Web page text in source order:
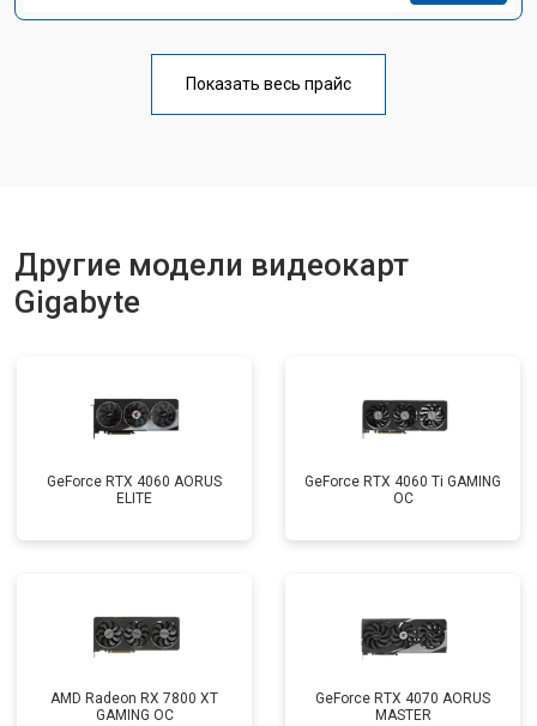
Показать весь прайс
Другие модели видеокарт
Gigabyte
GeForce RTX 4060 AORUS
ELITE
GeForce RTX 4060 Ti GAMING
OC
AMD Radeon RX 7800 XT
GAMING OC
GeForce RTX 4070 AORUS
MASTER